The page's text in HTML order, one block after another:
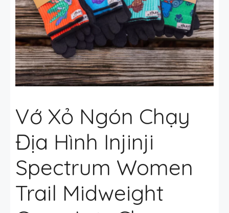
Vớ Xỏ Ngón Chạy
Địa Hình Injinji
Spectrum Women
Trail Midweight